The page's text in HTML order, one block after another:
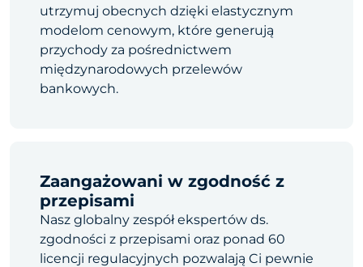
utrzymuj obecnych dzięki elastycznym
modelom cenowym, które generują
przychody za pośrednictwem
międzynarodowych przelewów
bankowych.
Zaangażowani w zgodność z
przepisami
Nasz globalny zespół ekspertów ds.
zgodności z przepisami oraz ponad 60
licencji regulacyjnych pozwalają Ci pewnie